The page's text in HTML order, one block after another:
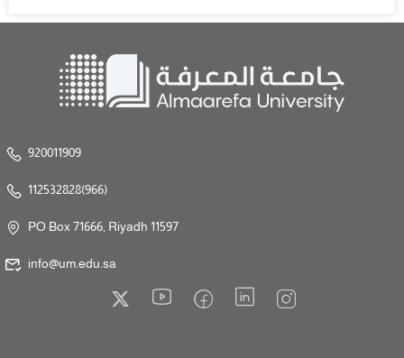
920011909
112532828(966)
PO Box 71666, Riyadh 11597
info@um.edu.sa